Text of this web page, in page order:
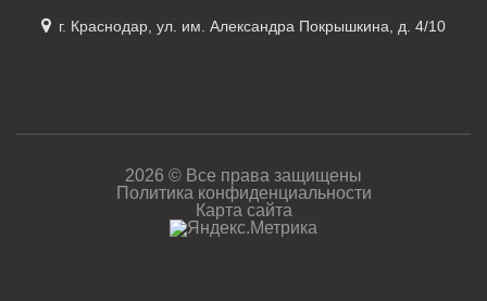
г. Краснодар, ул. им. Александра Покрышкина, д. 4/10
2026 © Все права защищены
Политика конфиденциальности
Карта сайта